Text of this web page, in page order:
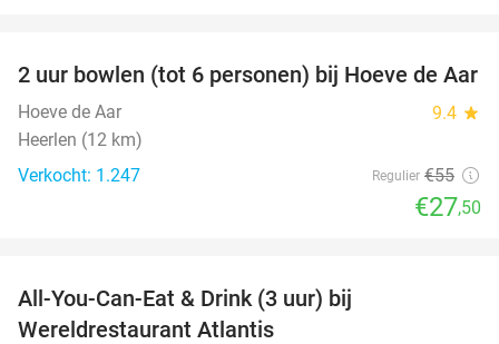
50%
2 uur bowlen (tot 6 personen) bij Hoeve de Aar
Hoeve de Aar 9.4 star
Heerlen (12 km)
Verkocht: 1.247
Regulier €55
€27,50
All-You-Can-Eat & Drink (3 uur) bij
Wereldrestaurant Atlantis